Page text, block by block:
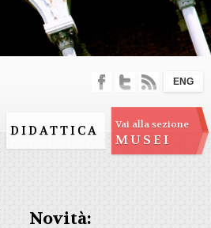
DIDATTICA Vai alla sezione
MUSEI
ENG
Novità: